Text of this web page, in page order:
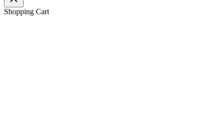
Shopping Cart